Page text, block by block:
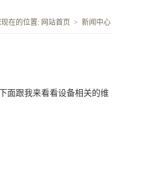
在的位置: 网站首页 > 新闻中心
面跟我来看看设备相关的维